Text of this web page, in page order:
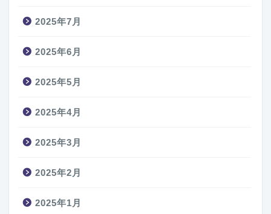
2025年7月
2025年6月
2025年5月
2025年4月
2025年3月
2025年2月
2025年1月